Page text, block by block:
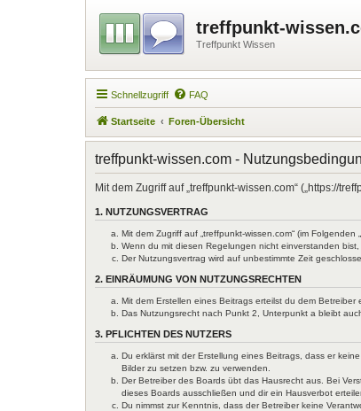
treffpunkt-
Treffpunkt Wissen
Schnellzugriff FAQ
Startseite Foren-Übersicht
treffpunkt-wissen.com -
Mit dem Zugriff auf „treffpunkt-wissen.com“ („https://
1. NUTZUNGSVERTRAG
Mit dem Zugriff auf „treffpunkt-wissen.com“ (im
Wenn du mit diesen Regelungen nicht einverstanden
Der Nutzungsvertrag wird auf unbestimmte Zeit
2. EINRÄUMUNG VON NUTZUNGSRECHTEN
Mit dem Erstellen eines Beitrags erteilst du dem
Das Nutzungsrecht nach Punkt 2, Unterpunkt a bleibt
3. PFLICHTEN DES NUTZERS
Du erklärst mit der Erstellung eines Beitrags, dass er
Bilder zu setzen bzw. zu verwenden.
Der Betreiber des Boards übt das Hausrecht aus. Bei
dieses Boards ausschließen und dir ein Hausverbot
Du nimmst zur Kenntnis, dass der Betreiber keine